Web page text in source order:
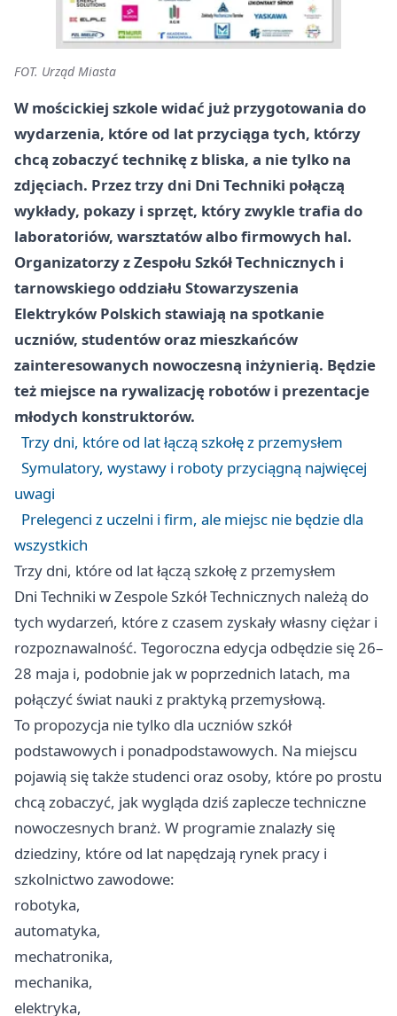
FOT. Urząd Miasta
W mościckiej szkole widać już przygotowania do
wydarzenia, które od lat przyciąga tych, którzy
chcą zobaczyć technikę z bliska, a nie tylko na
zdjęciach. Przez trzy dni Dni Techniki połączą
wykłady, pokazy i sprzęt, który zwykle trafia do
laboratoriów, warsztatów albo firmowych hal.
Organizatorzy z Zespołu Szkół Technicznych i
tarnowskiego oddziału Stowarzyszenia
Elektryków Polskich stawiają na spotkanie
uczniów, studentów oraz mieszkańców
zainteresowanych nowoczesną inżynierią. Będzie
też miejsce na rywalizację robotów i prezentacje
młodych konstruktorów.
Trzy dni, które od lat łączą szkołę z przemysłem
Symulatory, wystawy i roboty przyciągną najwięcej
uwagi
Prelegenci z uczelni i firm, ale miejsc nie będzie dla
wszystkich
Trzy dni, które od lat łączą szkołę z przemysłem
Dni Techniki w Zespole Szkół Technicznych należą do
tych wydarzeń, które z czasem zyskały własny ciężar i
rozpoznawalność. Tegoroczna edycja odbędzie się 26–
28 maja i, podobnie jak w poprzednich latach, ma
połączyć świat nauki z praktyką przemysłową.
To propozycja nie tylko dla uczniów szkół
podstawowych i ponadpodstawowych. Na miejscu
pojawią się także studenci oraz osoby, które po prostu
chcą zobaczyć, jak wygląda dziś zaplecze techniczne
nowoczesnych branż. W programie znalazły się
dziedziny, które od lat napędzają rynek pracy i
szkolnictwo zawodowe:
robotyka,
automatyka,
mechatronika,
mechanika,
elektryka,